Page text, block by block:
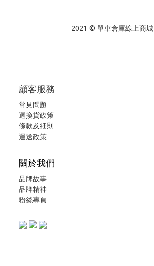
2021 © 單車倉庫線上商城
顧客服務
常見問題
退換貨政策
條款及細則
運送政策
關於我們
品牌故事
品牌精神
粉絲專頁